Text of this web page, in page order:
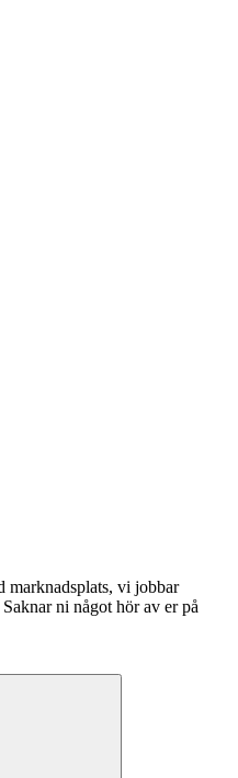
marknadsplats, vi jobbar
ni något hör av er på